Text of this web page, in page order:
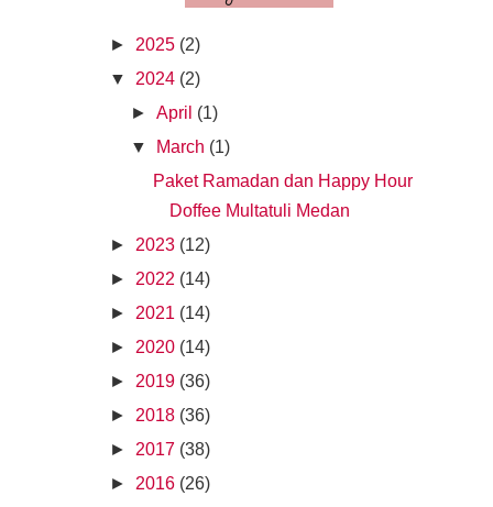
► 2025 (2)
▼
2024 (2)
►April (1)
▼
March (1)
Paket Ramadan dan Happy Hour
Doffee Multatuli Medan
► 2023 (12)
► 2022 (14)
► 2021 (14)
► 2020 (14)
► 2019 (36)
► 2018 (36)
► 2017 (38)
► 2016 (26)